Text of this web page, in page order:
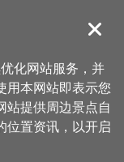
導覽
店家
关闭
化网站服务，并
用本网站即表示您
站提供周边景点自
位置资讯，以开启